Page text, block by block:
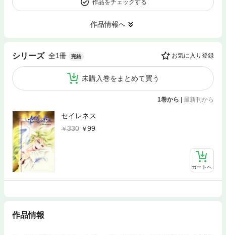
作品をチェックする
作品情報へ
シリーズ 全1冊 完結 お気に入り登録
未購入巻をまとめて買う
1巻から 最新刊から
セイレネス
330
99
カートへ
作品情報